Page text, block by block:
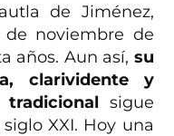
de Jiménez,
noviembre de
años. Aun así, su
clarividente y
sigue
XXI. Hoy una